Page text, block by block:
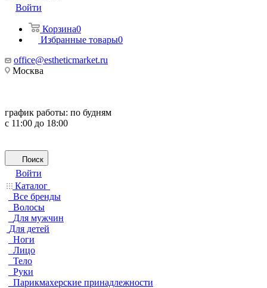
Войти
Корзина0
Избранные товары0
office@estheticmarket.ru
Москва
график работы: по будням
с 11:00 до 18:00
Поиск
Войти
Каталог
Все бренды
Волосы
Для мужчин
Для детей
Ноги
Лицо
Тело
Руки
Парикмахерские принадлежности